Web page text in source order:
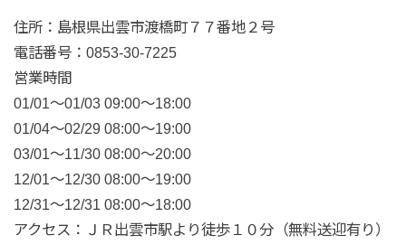
住所：島根県出雲市渡橋町７７番地２号
電話番号：0853-30-7225
営業時間
01/01～01/03 09:00～18:00
01/04～02/29 08:00～19:00
03/01～11/30 08:00～20:00
12/01～12/30 08:00～19:00
12/31～12/31 08:00～18:00
アクセス ：ＪＲ出雲市駅より徒歩１０分（無料送迎有り）